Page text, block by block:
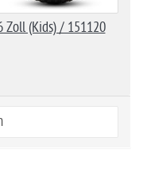
Zoll (Kids) / 151120